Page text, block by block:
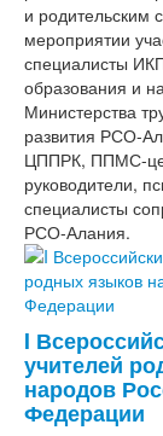
и родительским
мероприятии
специалисты
образования и
Министерства
развития РСО-
ЦППРК, ППМС-
руководители,
специалисты
РСО-Алания.
I
учителей
народов
Федерации